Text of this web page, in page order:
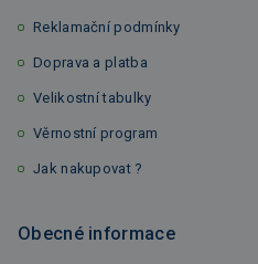
Reklamační podmínky
Doprava a platba
Velikostní tabulky
Věrnostní program
Jak nakupovat ?
Obecné informace